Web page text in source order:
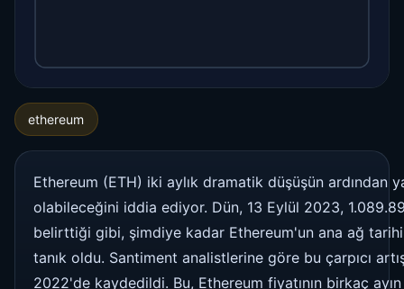
ethereum
Ethereum (ETH) iki aylık dramatik düşüşün
olabileceğini iddia ediyor. Dün, 13 Eylül 2023,
belirttiği gibi, şimdiye kadar Ethereum'un ana ağ
tanık oldu. Santiment analistlerine göre bu çarpıcı
2022'de kaydedildi. Bu, Ethereum fiyatının birkaç